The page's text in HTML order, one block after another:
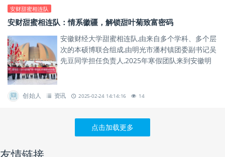
安财甜蜜相连队
安财甜蜜相连队：情系徽疆，解锁甜叶菊致富密码
安徽财经大学甜蜜相连队,由来自多个学科、多个层
次的本硕博联合组成,由明光市潘村镇团委副书记吴
先豆同学担任负责人,2025年寒假团队来到安徽明
创始人 资讯 2025-02-24 14:14:16 14
点击加载更多
友情链接